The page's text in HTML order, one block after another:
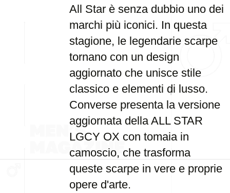
All Star è senza dubbio uno dei
marchi più iconici. In questa
stagione, le legendarie scarpe
tornano con un design
aggiornato che unisce stile
classico e elementi di lusso.
Converse presenta la versione
aggiornata della ALL STAR
LGCY OX con tomaia in
camoscio, che trasforma
queste scarpe in vere e proprie
opere d'arte.